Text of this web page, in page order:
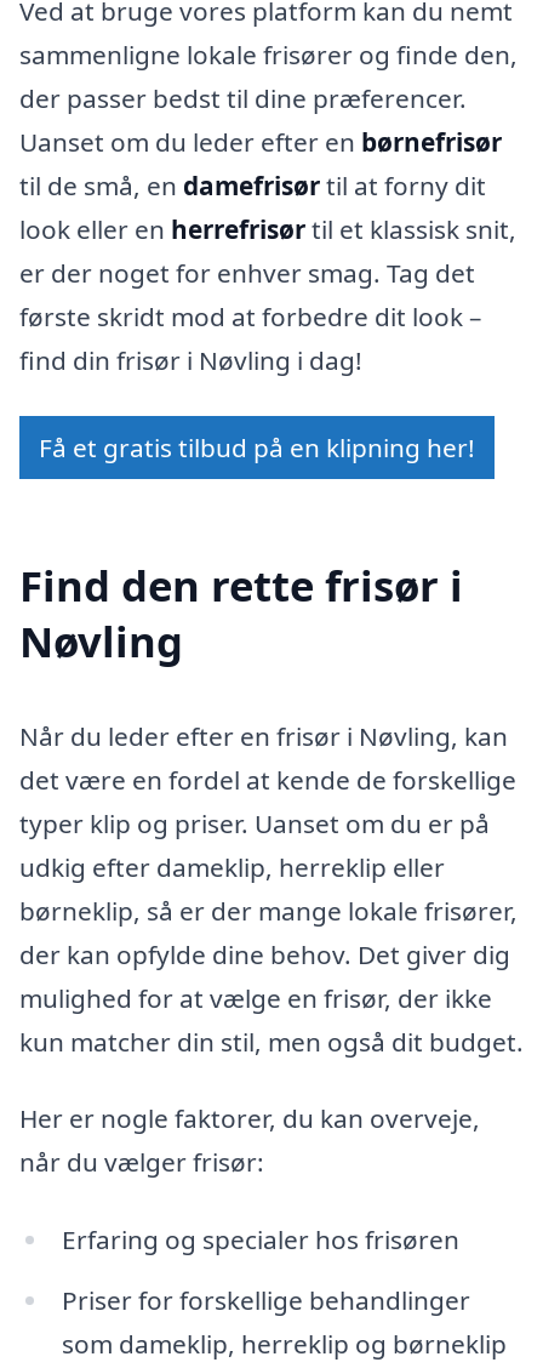
Ved at bruge vores platform kan du nemt
sammenligne lokale frisører og finde den,
der passer bedst til dine præferencer.
Uanset om du leder efter en børnefrisør
til de små, en damefrisørtil at forny dit
look eller en herrefrisørtil et klassisk snit,
er der noget for enhver smag. Tag det
første skridt mod at forbedre dit look –
find din frisør i Nøvling i dag!
Få et gratis tilbud på en klipning her!
Find den rette frisør i
Nøvling
Når du leder efter en frisør i Nøvling, kan
det være en fordel at kende de forskellige
typer klip og priser. Uanset om du er på
udkig efter dameklip, herreklip eller
børneklip, så er der mange lokale frisører,
der kan opfylde dine behov. Det giver dig
mulighed for at vælge en frisør, der ikke
kun matcher din stil, men også dit budget.
Her er nogle faktorer, du kan overveje,
når du vælger frisør:
Erfaring og specialer hos frisøren
Priser for forskellige behandlinger
som dameklip, herreklip og børneklip